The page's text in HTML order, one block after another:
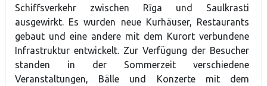
Schiffsverkehr zwischen Rīga und Saulkrasti
ausgewirkt. Es wurden neue Kurhäuser, Restaurants
gebaut und eine andere mit dem Kurort verbundene
Infrastruktur entwickelt. Zur Verfügung der Besucher
standen in der Sommerzeit verschiedene
Veranstaltungen, Bälle und Konzerte mit dem